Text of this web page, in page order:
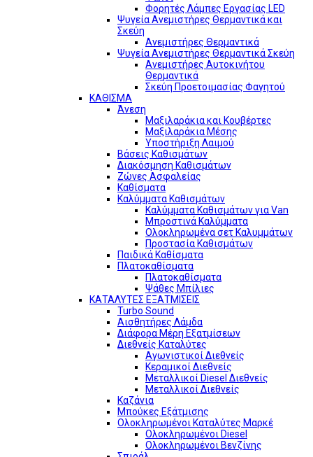
Φορητές Λάμπες Εργασίας LED
Ψυγεία Ανεμιστήρες Θερμαντικά και
Σκεύη
Ανεμιστήρες Θερμαντικά
Ψυγεία Ανεμιστήρες Θερμαντικά Σκεύη
Ανεμιστήρες Αυτοκινήτου
Θερμαντικά
Σκεύη Προετοιμασίας Φαγητού
ΚΑΘΙΣΜΑ
Άνεση
Μαξιλαράκια και Κουβέρτες
Μαξιλαράκια Μέσης
Υποστήριξη Λαιμού
Βάσεις Καθισμάτων
Διακόσμηση Καθισμάτων
Ζώνες Ασφαλείας
Καθίσματα
Καλύμματα Καθισμάτων
Καλύμματα Καθισμάτων για Van
Μπροστινά Καλύμματα
Ολοκληρωμένα σετ Καλυμμάτων
Προστασία Καθισμάτων
Παιδικά Καθίσματα
Πλατοκαθίσματα
Πλατοκαθίσματα
Ψάθες Μπίλιες
ΚΑΤΑΛΥΤΕΣ ΕΞΑΤΜΙΣΕΙΣ
Turbo Sound
Αισθητήρες Λάμδα
Διάφορα Μέρη Εξατμίσεων
Διεθνείς Καταλύτες
Αγωνιστικοί Διεθνείς
Κεραμικοί Διεθνείς
Μεταλλικοί Diesel Διεθνείς
Μεταλλικοί Διεθνείς
Καζάνια
Μπούκες Εξάτμισης
Ολοκληρωμένοι Καταλύτες Μαρκέ
Ολοκληρωμένοι Diesel
Ολοκληρωμένοι Βενζίνης